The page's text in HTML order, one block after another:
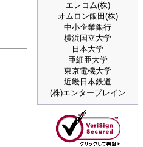
エレコム(株)
オムロン飯田(株)
中小企業銀行
横浜国立大学
日本大学
亜細亜大学
東京電機大学
近畿日本鉄道
(株)エンターブレイン